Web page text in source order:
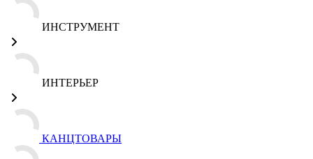
ИНСТРУМЕНТ
ИНТЕРЬЕР
КАНЦТОВАРЫ